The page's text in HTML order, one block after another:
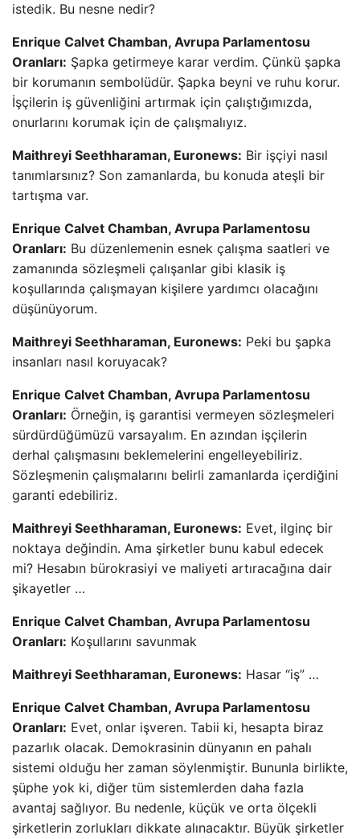
istedik. Bu nesne nedir?
Enrique Calvet Chamban, Avrupa Parlamentosu
Oranları: Şapka getirmeye karar verdim. Çünkü şapka
bir korumanın sembolüdür. Şapka beyni ve ruhu korur.
İşçilerin iş güvenliğini artırmak için çalıştığımızda,
onurlarını korumak için de çalışmalıyız.
Maithreyi Seethharaman, Euronews: Bir işçiyi nasıl
tanımlarsınız? Son zamanlarda, bu konuda ateşli bir
tartışma var.
Enrique Calvet Chamban, Avrupa Parlamentosu
Oranları: Bu düzenlemenin esnek çalışma saatleri ve
zamanında sözleşmeli çalışanlar gibi klasik iş
koşullarında çalışmayan kişilere yardımcı olacağını
düşünüyorum.
Maithreyi Seethharaman, Euronews: Peki bu şapka
insanları nasıl koruyacak?
Enrique Calvet Chamban, Avrupa Parlamentosu
Oranları: Örneğin, iş garantisi vermeyen sözleşmeleri
sürdürdüğümüzü varsayalım. En azından işçilerin
derhal çalışmasını beklemelerini engelleyebiliriz.
Sözleşmenin çalışmalarını belirli zamanlarda içerdiğini
garanti edebiliriz.
Maithreyi Seethharaman, Euronews: Evet, ilginç bir
noktaya değindin. Ama şirketler bunu kabul edecek
mi? Hesabın bürokrasiyi ve maliyeti artıracağına dair
şikayetler …
Enrique Calvet Chamban, Avrupa Parlamentosu
Oranları: Koşullarını savunmak
Maithreyi Seethharaman, Euronews: Hasar “iş” …
Enrique Calvet Chamban, Avrupa Parlamentosu
Oranları: Evet, onlar işveren. Tabii ki, hesapta biraz
pazarlık olacak. Demokrasinin dünyanın en pahalı
sistemi olduğu her zaman söylenmiştir. Bununla birlikte,
şüphe yok ki, diğer tüm sistemlerden daha fazla
avantaj sağlıyor. Bu nedenle, küçük ve orta ölçekli
şirketlerin zorlukları dikkate alınacaktır. Büyük şirketler